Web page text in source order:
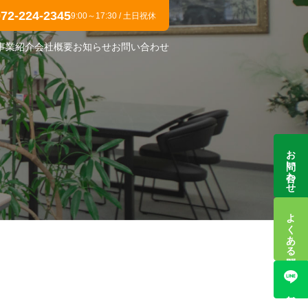
224-23459:00～17:30 / 土日祝休
業紹介会社概要お知らせお問い合わせ
お問い合わせ
よくある質問